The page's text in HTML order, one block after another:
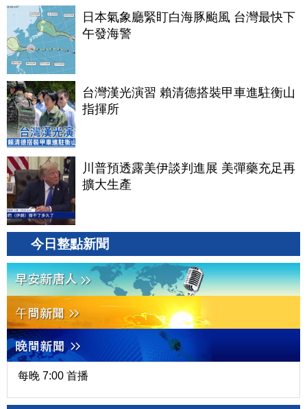
日本氣象廳緊盯白海豚颱風 台灣最快下
午發海警
台灣漢光演習 賴清德搭裝甲車進駐衡山
指揮所
川普預透露美伊談判進展 美彈藥充足再
擴大生產
今日整點新聞
每晚 7:00 首播